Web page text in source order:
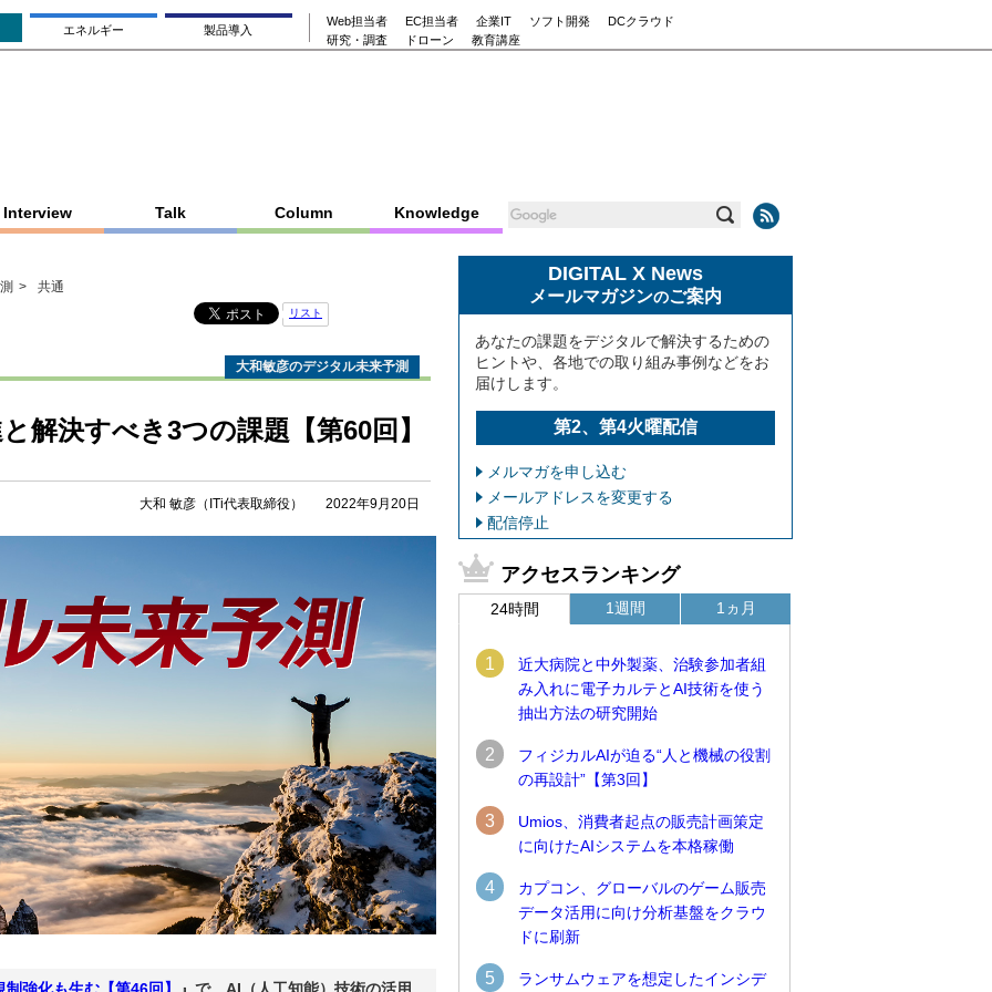
エネルギー 製品導入
Web担当者 EC担当者 企業IT ソフト開発
DCクラウド
研究・調査
ドローン 教育講座
Interview Talk Column Knowledge
共通
リスト
大和敏彦のデジタル未来予測
解決すべき3つの課題【第60回】
大和 敏彦（ITi代表取締役） 2022年9月20日
DIGITAL X News
メールマガジンのご案内
あなたの課題をデジタルで解決するための
ヒントや、各地での取り組み事例などをお
届けします。
第2、第4火曜配信
メルマガを申し込む
メールアドレスを変更する
配信停止
アクセスランキング
24時間
1
近大病院と中外製薬、治験参加者組
み入れに電子カルテとAI技術を使う
抽出方法の研究開始
2
フィジカルAIが迫る“人と機械の役割
の再設計”【第3回】
3
Umios、消費者起点の販売計画策定
に向けたAIシステムを本格稼働
4
カプコン、グローバルのゲーム販売
データ活用に向け分析基盤をクラウ
ドに刷新
5 ランサムウェアを想定したインシデ
1週間 1ヵ月